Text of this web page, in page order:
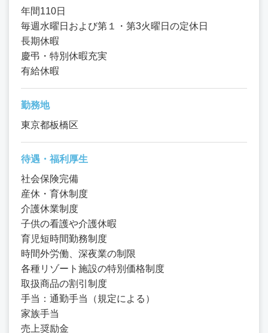
年間110日
毎週水曜日および第１・第3火曜日の定休日
長期休暇
慶弔・特別休暇充実
有給休暇
勤務地
東京都板橋区
待遇・福利厚生
社会保険完備
産休・育休制度
介護休業制度
子供の看護や介護休暇
育児短時間勤務制度
時間外労働、深夜業の制限
各種リゾート施設の特別価格制度
取扱商品の割引制度
手当：通勤手当（規定による）
家族手当
売上奨励金